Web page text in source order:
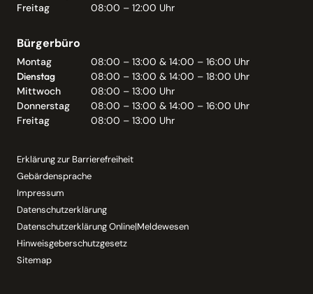
Freitag
08:00 – 12:00 Uhr
Bürgerbüro
Montag
08:00 – 13:00 & 14:00 – 16:00 Uhr
Dienstag
08:00 – 13:00 & 14:00 – 18:00 Uhr
Mittwoch
08:00 – 13:00 Uhr
Donnerstag
08:00 – 13:00 & 14:00 – 16:00 Uhr
Freitag
08:00 – 13:00 Uhr
Erklärung zur Barrierefreiheit
Gebärdensprache
Impressum
Datenschutzerklärung
Datenschutzerklärung Online|Meldewesen
Hinweisgeberschutzgesetz
Sitemap